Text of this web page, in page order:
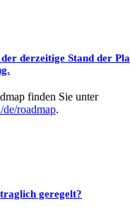
derzeitige Stand der
finden Sie unter
de/roadmap.
geregelt?